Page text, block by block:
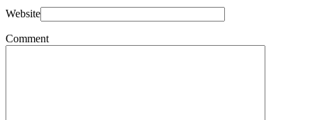
Website
Comment